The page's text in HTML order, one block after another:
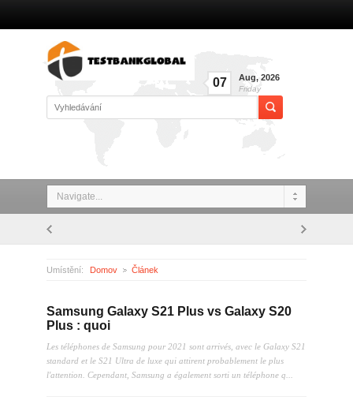
07 Aug, 2026
Friday
Navigate...
Umístění: Domov Článek
Samsung Galaxy S21 Plus vs Galaxy S20
Plus : quoi
Les téléphones de Samsung pour 2021 sont arrivés, avec le Galaxy S21
standard et le S21 Ultra de luxe qui attirent probablement le plus
l'attention. Cependant, Samsung a également sorti un téléphone q...